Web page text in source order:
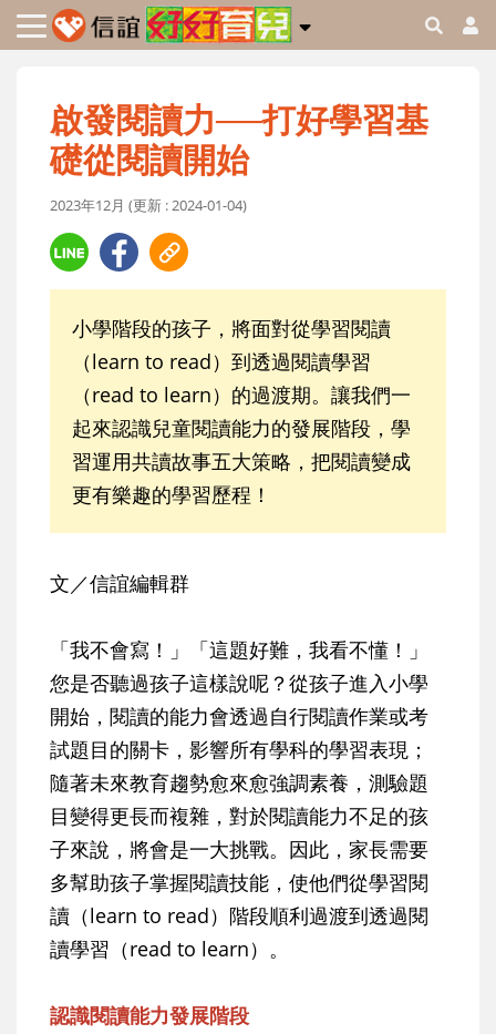
啟發閱讀力──打好學習基
礎從閱讀開始
2023年12月 (更新 : 2024-01-04)
小學階段的孩子，將面對從學習閱讀
（learn to read）到透過閱讀學習
（read to learn）的過渡期。讓我們一
起來認識兒童閱讀能力的發展階段，學
習運用共讀故事五大策略，把閱讀變成
更有樂趣的學習歷程！
文／信誼編輯群
「我不會寫！」「這題好難，我看不懂！」
您是否聽過孩子這樣說呢？從孩子進入小學
開始，閱讀的能力會透過自行閱讀作業或考
試題目的關卡，影響所有學科的學習表現；
隨著未來教育趨勢愈來愈強調素養，測驗題
目變得更長而複雜，對於閱讀能力不足的孩
子來說，將會是一大挑戰。因此，家長需要
多幫助孩子掌握閱讀技能，使他們從學習閱
讀（learn to read）階段順利過渡到透過閱
讀學習（read to learn）。
認識閱讀能力發展階段